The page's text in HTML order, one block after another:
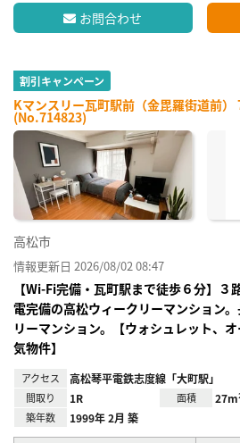
お問合わせ
割引キャンペーン
Kマンスリー瓦町駅前（金毘羅街道前）
(No.714823)
高松市
情報更新日 2026/08/02 08:47
【Wi-Fi完備・瓦町駅まで徒歩６分】３
電完備の高松ウィークリーマンション
リーマンション。【ウォシュレット、
気物件】
アクセス 高松琴平電鉄志度線「大町駅」
間取り 1R 面積
築年数 1999年 2月 築